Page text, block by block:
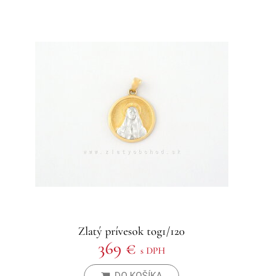
Zlatý prívesok tog1/120
369 € s DPH